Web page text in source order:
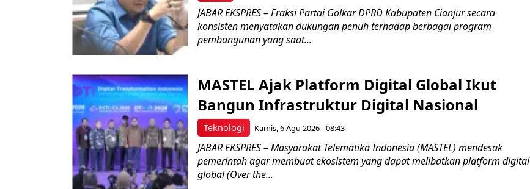
JABAR EKSPRES – Fraksi Partai Golkar DPRD Kabupaten Cianjur secara
konsisten menyatakan dukungan penuh terhadap berbagai program
pembangunan yang saat...
Teknologi
MASTEL Ajak Platform Digital Global Ikut
Bangun Infrastruktur Digital Nasional
Kamis, 6 Agu 2026 - 08:43
JABAR EKSPRES – Masyarakat Telematika Indonesia (MASTEL) mendesak
pemerintah agar membuat ekosistem yang dapat melibatkan platform digital
global (Over the...